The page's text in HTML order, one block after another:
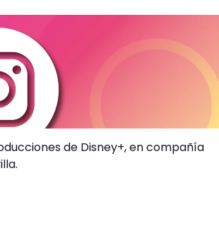
de Disney+, en compañía